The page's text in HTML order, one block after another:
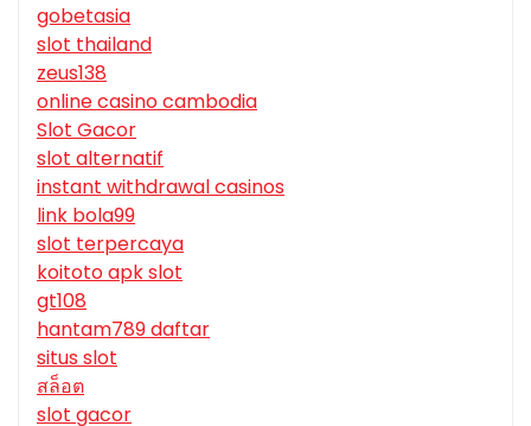
gobetasia
slot thailand
zeus138
online casino cambodia
Slot Gacor
slot alternatif
instant withdrawal casinos
link bola99
slot terpercaya
koitoto apk slot
gt108
hantam789 daftar
situs slot
สล็อต
slot gacor